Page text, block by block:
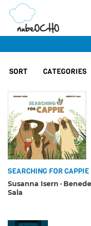
SORT CATEGORIES
SEARCHING FOR CAPPIE
Susanna Isern
Sala